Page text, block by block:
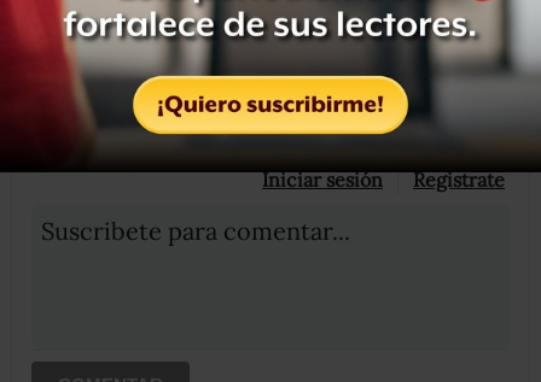
OCULTAR COMENTARIOS
Iniciar sesión Registrate
Suscribete para comentar...